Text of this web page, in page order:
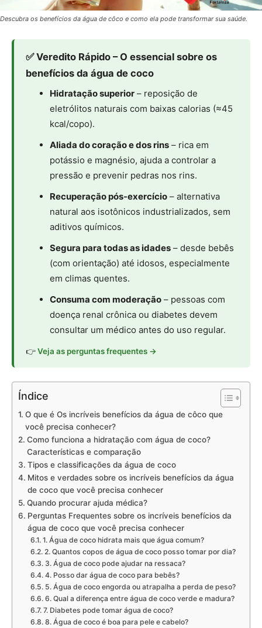
Descubra os benefícios da água de côco e como ela pode transformar sua saúde.
✅ Veredito Rápido – O essencial sobre os
benefícios da água de coco
Hidratação superior – reposição de
eletrólitos naturais com baixas calorias (≈45
kcal/copo).
Aliada do coração e dos rins – rica em
potássio e magnésio, ajuda a controlar a
pressão e prevenir pedras nos rins.
Recuperação pós-exercício – alternativa
natural aos isotônicos industrializados, sem
aditivos químicos.
Segura para todas as idades – desde bebês
(com orientação) até idosos, especialmente
em climas quentes.
Consuma com moderação – pessoas com
doença renal crônica ou diabetes devem
consultar um médico antes do uso regular.
👉Veja as perguntas frequentes →
Índice
O que é Os incríveis benefícios da água de côco que
você precisa conhecer?
Como funciona a hidratação com água de coco?
Características e comparação
Tipos e classificações da água de coco
Mitos e verdades sobre os incríveis benefícios da água
de coco que você precisa conhecer
Quando procurar ajuda médica?
Perguntas Frequentes sobre os incríveis benefícios da
água de coco que você precisa conhecer
1. Água de coco hidrata mais que água comum?
2. Quantos copos de água de coco posso tomar por dia?
3. Água de coco pode ajudar na ressaca?
4. Posso dar água de coco para bebês?
5. Água de coco engorda ou atrapalha a perda de peso?
6. Qual a diferença entre água de coco verde e madura?
7. Diabetes pode tomar água de coco?
8. Água de coco é boa para pele e cabelo?